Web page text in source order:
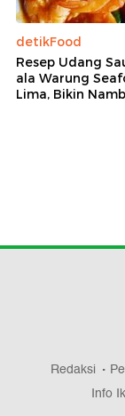
detikFood
Resep Udang
ala Warung
Lima, Bikin
Redaksi
Info